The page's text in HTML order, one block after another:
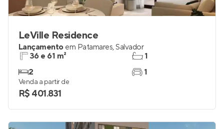
LeVille Residence
Lançamento em Patamares,Salvador
36 e 61 m²
2
1
1
Venda a partir de
R$ 401.831